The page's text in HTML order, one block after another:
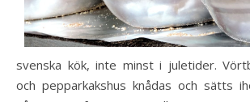
svenska kök, inte minst i juletider.
och pepparkakshus knådas och sätts